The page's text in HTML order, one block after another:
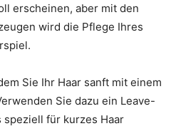
erscheinen, aber mit den
wird die Pflege Ihres
Sie Ihr Haar sanft mit einem
Sie dazu ein Leave-
für kurzes Haar